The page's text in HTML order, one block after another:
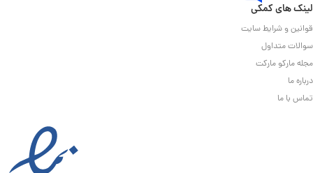
لینک های کمکی
قوانین و شرایط سایت
سوالات متداول
مجله مارکو مارکت
درباره ما
تماس با ما